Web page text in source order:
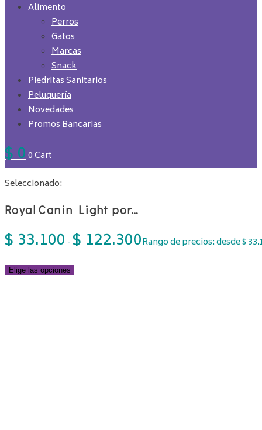
Alimento
Perros
Gatos
Marcas
Snack
Piedritas Sanitarios
Peluquería
Novedades
Promos Bancarias
$00Cart
Seleccionado:
Royal Canin Light por…
$ 33.100 - $ 122.300Rango de precios: desde $
Elige las opciones